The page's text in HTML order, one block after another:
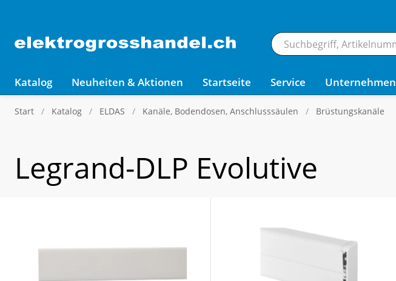
Katalog Neuheiten & Aktionen Startseite Service Unternehmen
Start Katalog ELDAS Kanäle, Bodendosen, Anschlusssäulen Brüstungskanäle
Legrand-DLP Evolutive